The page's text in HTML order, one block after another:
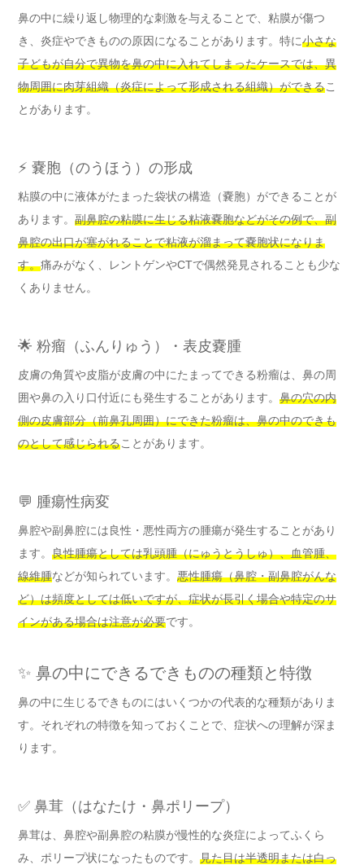
鼻の中に繰り返し物理的な刺激を与えることで、粘膜が傷つ
き、炎症やできものの原因になることがあります。特に小さな
子どもが自分で異物を鼻の中に入れてしまったケースでは、異
物周囲に肉芽組織（炎症によって形成される組織）ができるこ
とがあります。
⚡ 嚢胞（のうほう）の形成
粘膜の中に液体がたまった袋状の構造（嚢胞）ができることが
あります。 副鼻腔の粘膜に生じる粘液嚢胞などがその例で、副
鼻腔の出口が塞がれることで粘液が溜まって嚢胞状になりま
す。痛みがなく、レントゲンやCTで偶然発見されることも少な
くありません。
🌟 粉瘤（ふんりゅう）・表皮嚢腫
皮膚の角質や皮脂が皮膚の中にたまってできる粉瘤は、鼻の周
囲や鼻の入り口付近にも発生することがあります。 鼻の穴の内
側の皮膚部分（前鼻孔周囲）にできた粉瘤は、鼻の中のできも
のとして感じられることがあります。
💬 腫瘍性病変
鼻腔や副鼻腔には良性・悪性両方の腫瘍が発生することがあり
ます。 良性腫瘍としては乳頭腫（にゅうとうしゅ）、血管腫、
線維腫などが知られています。 悪性腫瘍（鼻腔・副鼻腔がんな
ど）は頻度としては低いですが、症状が長引く場合や特定のサ
インがある場合は注意が必要です。
✨ 鼻の中にできるできものの種類と特徴
鼻の中に生じるできものにはいくつかの代表的な種類がありま
す。それぞれの特徴を知っておくことで、症状への理解が深ま
ります。
✅ 鼻茸（はなたけ・鼻ポリープ）
鼻茸は、鼻腔や副鼻腔の粘膜が慢性的な炎症によってふくら
み、ポリープ状になったものです。 見た目は半透明または白っ